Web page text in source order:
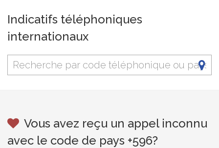
Indicatifs téléphoniques
internationaux
Vous avez reçu un appel inconnu
avec le code de pays +596?